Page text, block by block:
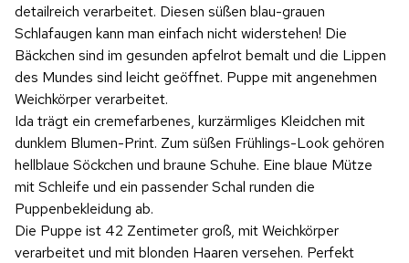
detailreich verarbeitet. Diesen süßen blau-grauen
Schlafaugen kann man einfach nicht widerstehen! Die
Bäckchen sind im gesunden apfelrot bemalt und die Lippen
des Mundes sind leicht geöffnet. Puppe mit angenehmen
Weichkörper verarbeitet.
Ida trägt ein cremefarbenes, kurzärmliges Kleidchen mit
dunklem Blumen-Print. Zum süßen Frühlings-Look gehören
hellblaue Söckchen und braune Schuhe. Eine blaue Mütze
mit Schleife und ein passender Schal runden die
Puppenbekleidung ab.
Die Puppe ist 42 Zentimeter groß, mit Weichkörper
verarbeitet und mit blonden Haaren versehen. Perfekt